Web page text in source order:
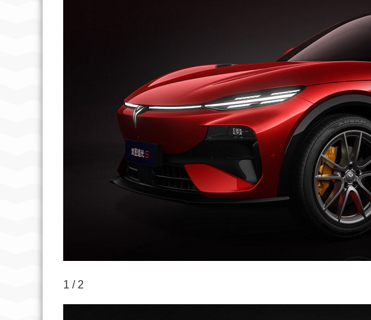
1 / 2